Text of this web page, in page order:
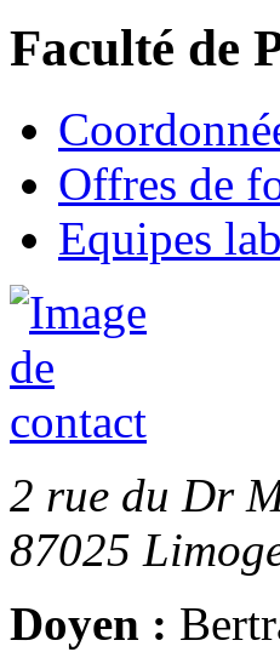
Faculté de
Offres de
Equipes
2 rue du Dr
87025
Doyen :